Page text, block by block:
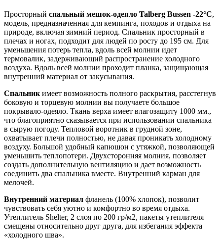
Просторный спальный мешок-одеяло Talberg Bussen -22°С,
модель, предназначенная для кемпинга, походов и отдыха на
природе, включая зимний период. Спальник просторный в
плечах и ногах, подходит для людей по росту до 195 см. Для
уменьшения потерь тепла, вдоль всей молнии идет
термовалик, задерживающий распространение холодного
воздуха. Вдоль всей молнии проходит планка, защищающая
внутренний материал от закусывания.
Спальник имеет возможность полного раскрытия, расстегнув
боковую и торцевую молнии вы получаете большое
покрывало-одеяло. Ткань верха имеет влагозащиту 1000 мм.,
что благоприятно сказывается при использовании спальника
в сырую погоду. Тепловой воротник в грудной зоне,
охватывает плечи полностью, не давая проникать холодному
воздуху. Большой удобный капюшон с утяжкой, позволяющей
уменьшить теплопотери. Двухсторонняя молния, позволяет
создать дополнительную вентиляцию и дает возможность
соединить два спальника вместе. Внутренний карман для
мелочей.
Внутренний материал фланель (100% хлопок), позволит
чувствовать себя уютно и комфортно во время отдыха.
Утеплитель Shelter, 2 слоя по 200 гр/м2, пакеты утеплителя
смещены относительно друг друга, для избегания эффекта
«холодного шва».